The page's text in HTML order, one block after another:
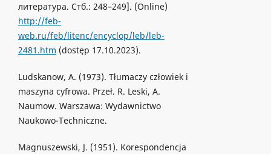
литература. Стб.: 248–249]. (Online)
http://feb-
web.ru/feb/litenc/encyclop/leb/leb-
2481.htm (dostęp 17.10.2023).
Ludskanow, A. (1973). Tłumaczy człowiek i
maszyna cyfrowa. Przeł. R. Leski, A.
Naumow. Warszawa: Wydawnictwo
Naukowo-Techniczne.
Magnuszewski, J. (1951). Korespondencja